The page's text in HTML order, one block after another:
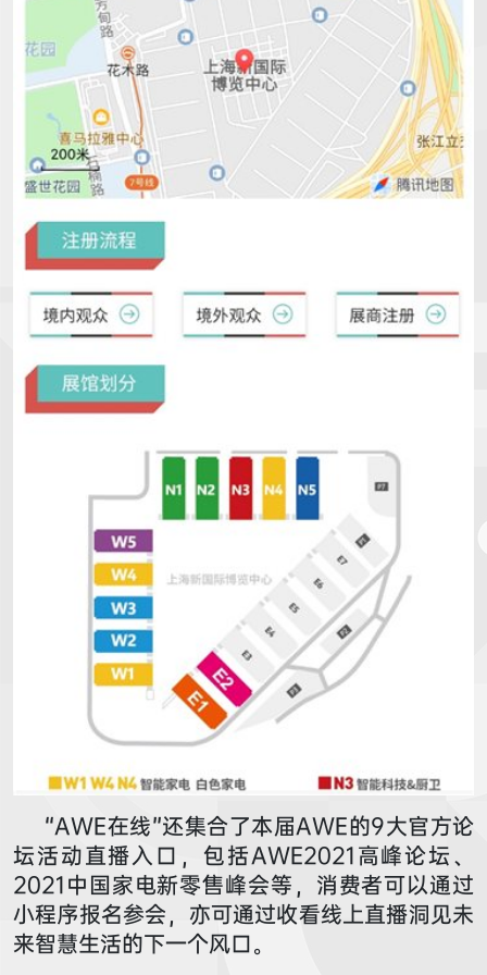
“AWE在线”还集合了本届AWE的9大官方论
坛活动直播入口，包括AWE2021高峰论坛、
2021中国家电新零售峰会等，消费者可以通过
小程序报名参会，亦可通过收看线上直播洞见未
来智慧生活的下一个风口。